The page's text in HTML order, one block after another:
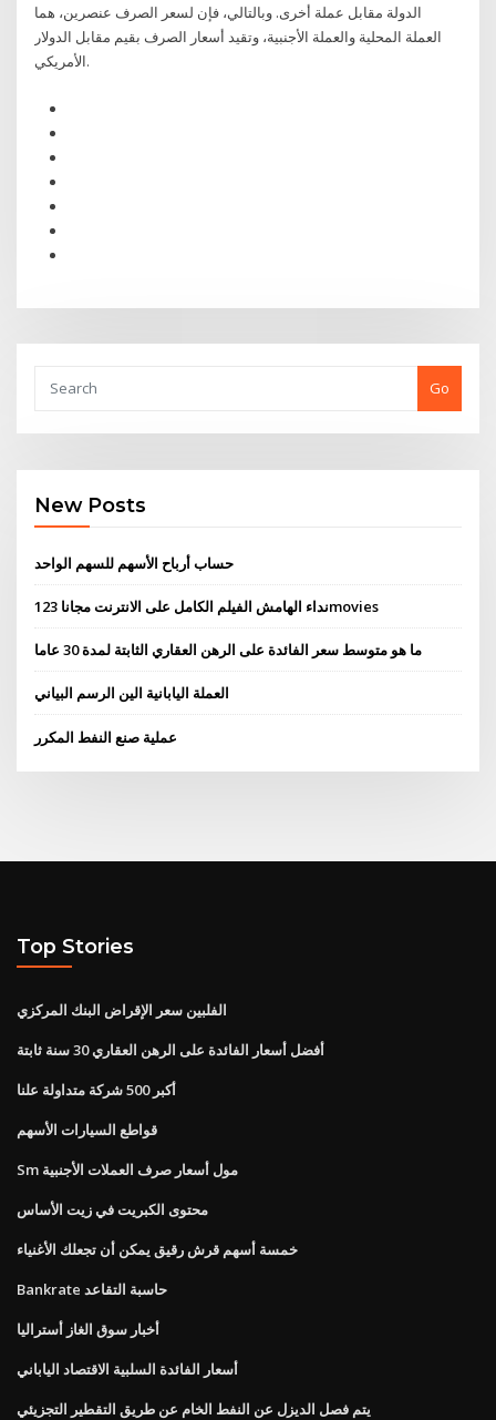
الدولة مقابل عملة أخرى. وبالتالي، فإن لسعر الصرف عنصرين، هما
العملة المحلية والعملة الأجنبية، وتقيد أسعار الصرف بقيم مقابل الدولار
الأمريكي.
Go
New Posts
حساب أرباح الأسهم للسهم الواحد
نداء الهامش الفيلم الكامل على الانترنت مجانا 123movies
ما هو متوسط ​​سعر الفائدة على الرهن العقاري الثابتة لمدة 30 عاما
العملة اليابانية الين الرسم البياني
عملية صنع النفط المكرر
Top Stories
الفلبين سعر الإقراض البنك المركزي
أفضل أسعار الفائدة على الرهن العقاري 30 سنة ثابتة
أكبر 500 شركة متداولة علنا
قواطع السيارات الأسهم
Sm مول أسعار صرف العملات الأجنبية
محتوى الكبريت في زيت الأساس
خمسة أسهم قرش رقيق يمكن أن تجعلك الأغنياء
Bankrate حاسبة التقاعد
أخبار سوق الغاز أستراليا
أسعار الفائدة السلبية الاقتصاد الياباني
يتم فصل الديزل عن النفط الخام عن طريق التقطير التجزيئي